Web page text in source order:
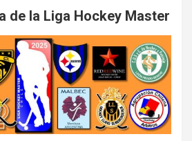
de la Liga Hockey Master